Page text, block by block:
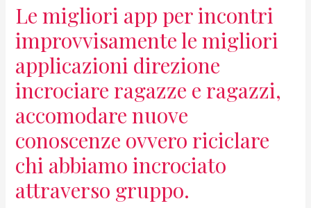
Le migliori app per incontri
improvvisamente le migliori
applicazioni direzione
incrociare ragazze e ragazzi,
accomodare nuove
conoscenze ovvero riciclare
chi abbiamo incrociato
attraverso gruppo.